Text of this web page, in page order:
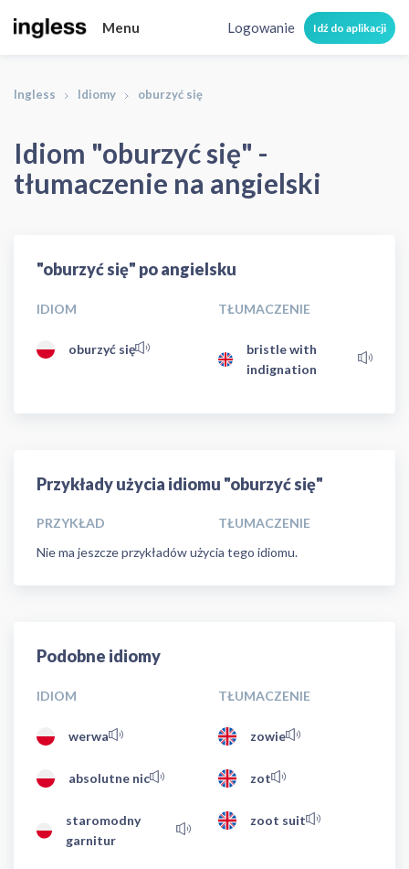
Menu Logowanie Idź do aplikacji
Ingless Idiomy oburzyć się
Idiom "oburzyć się" -
tłumaczenie na angielski
"oburzyć się" po angielsku
IDIOM TŁUMACZENIE
oburzyć się
bristle with
indignation
Przykłady użycia idiomu "oburzyć się"
PRZYKŁAD
TŁUMACZENIE
Nie ma jeszcze przykładów użycia tego idiomu.
Podobne idiomy
IDIOM TŁUMACZENIE
werwa zowie
absolutne nic zot
staromodny
garnitur
zoot suit